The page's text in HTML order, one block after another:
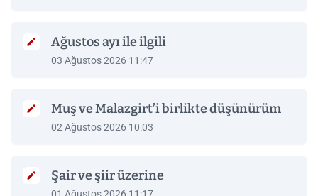
Ağustos ayı ile ilgili
03 Ağustos 2026 11:47
Muş ve Malazgirt’i birlikte düşünürüm
02 Ağustos 2026 10:03
Şair ve şiir üzerine